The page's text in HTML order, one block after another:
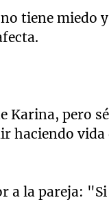
tiene miedo
Karina, pero
haciendo vida
a la pareja: "Si